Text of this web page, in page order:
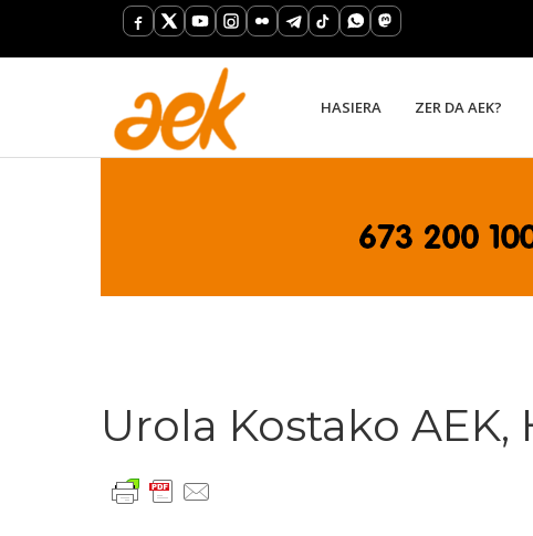
HASIERA ZER DA AEK?
Urola Kostako